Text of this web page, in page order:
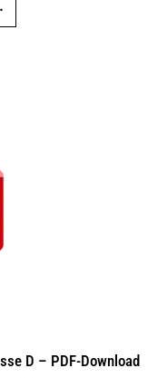
D – PDF-Download